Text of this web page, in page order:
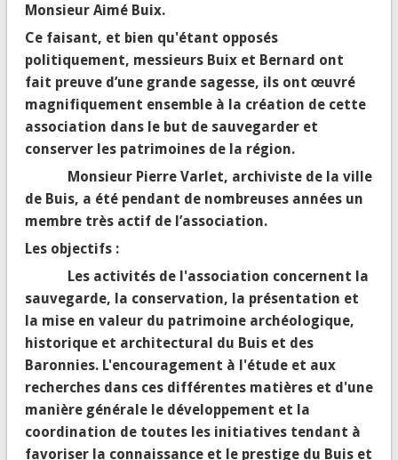
Monsieur Aimé Buix.
Ce faisant, et bien qu'étant opposés
politiquement, messieurs Buix et Bernard ont
fait preuve d’une grande sagesse, ils ont œuvré
magnifiquement ensemble à la création de cette
association dans le but de sauvegarder et
conserver les patrimoines de la région.
Monsieur Pierre Varlet, archiviste de la ville
de Buis, a été pendant de nombreuses années un
membre très actif de l’association.
Les objectifs :
Les activités de l'association concernent la
sauvegarde, la conservation, la présentation et
la mise en valeur du patrimoine archéologique,
historique et architectural du Buis et des
Baronnies. L'encouragement à l'étude et aux
recherches dans ces différentes matières et d'une
manière générale le développement et la
coordination de toutes les initiatives tendant à
favoriser la connaissance et le prestige du Buis et